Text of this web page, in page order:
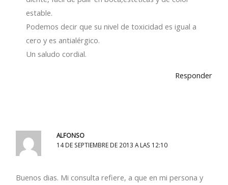
estable.
Podemos decir que su nivel de toxicidad es igual a
cero y es antialérgico.
Un saludo cordial.
Responder
ALFONSO
14 DE SEPTIEMBRE DE 2013 A LAS 12:10
Buenos dias. Mi consulta refiere, a que en mi persona y